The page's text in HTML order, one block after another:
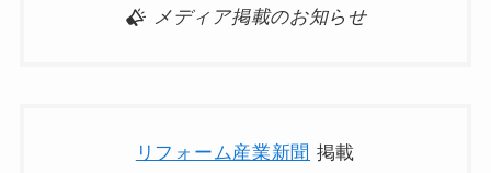
メディア掲載のお知らせ
リフォーム産業新聞 掲載